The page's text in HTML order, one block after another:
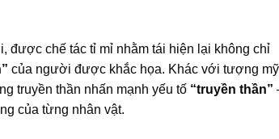
được chế tác tỉ mỉ nhằm tái hiện lại không chỉ
của người được khắc họa. Khác với tượng mỹ
truyền thần nhấn mạnh yếu tố “truyền thần”
của từng nhân vật.